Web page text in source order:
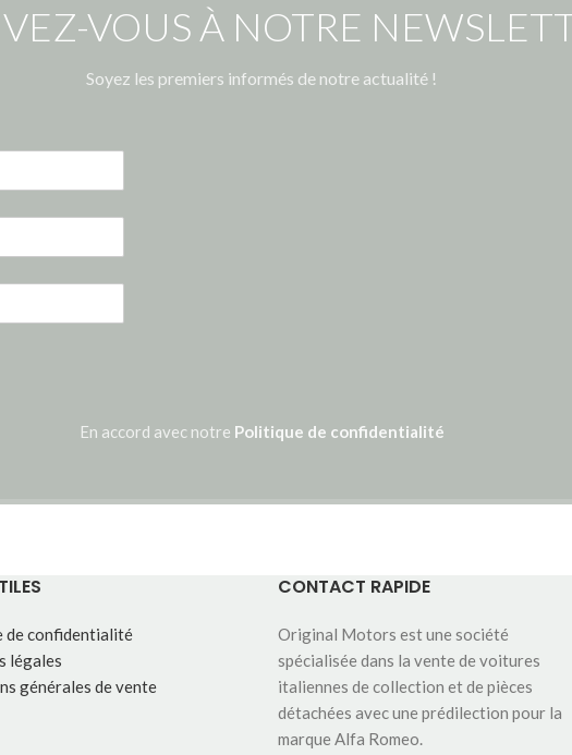
VOUS À NOTRE
Soyez les premiers informés de notre actualité !
En accord avec notre Politique de confidentialité
de confidentialité
légales
générales de vente
CONTACT RAPIDE
Original Motors est une société
spécialisée dans la vente de voitures
italiennes de collection et de pièces
détachées avec une prédilection pour la
marque Alfa Romeo.